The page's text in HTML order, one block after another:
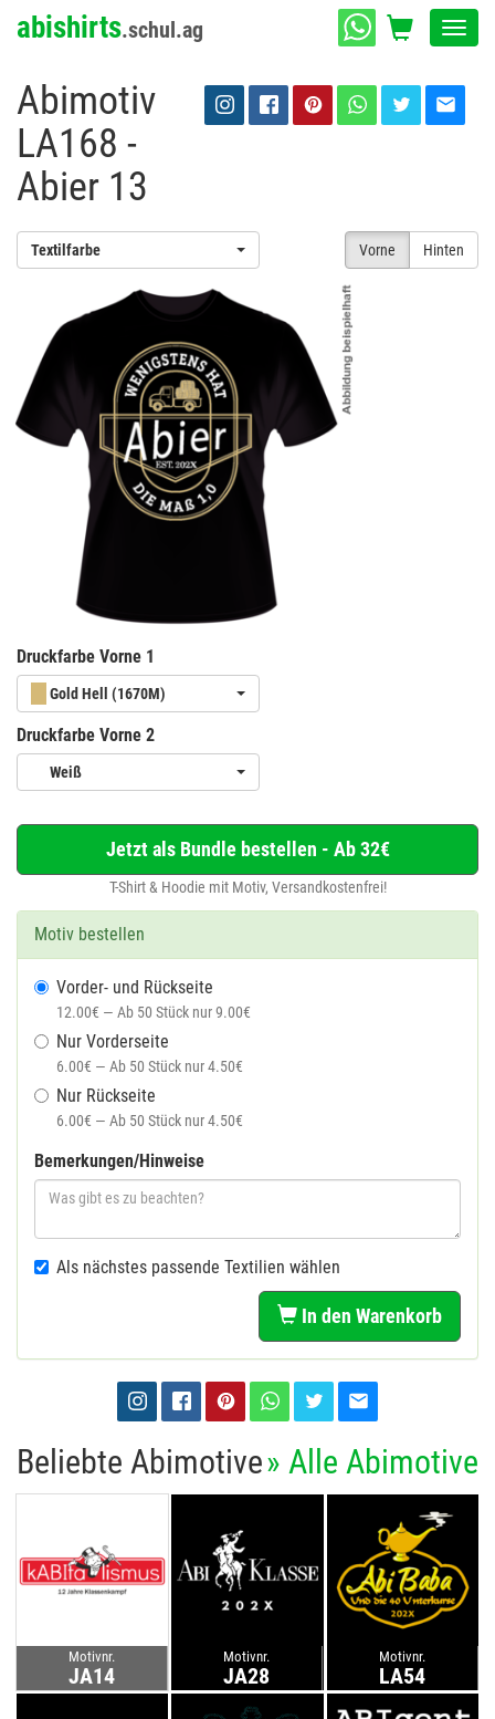
abishirts.schul.ag
Abimotiv
LA168 -
Abier 13
Vorne Hinten
Textilfarbe
Druckfarbe Vorne 1
Gold Hell (1670M)
Druckfarbe Vorne 2
Weiß
Jetzt als Bundle bestellen - Ab 32€
T-Shirt & Hoodie mit Motiv, Versandkostenfrei!
Motiv bestellen
Vorder- und Rückseite
12.00€ — Ab 50 Stück nur 9.00€
Nur Vorderseite
6.00€ — Ab 50 Stück nur 4.50€
Nur Rückseite
6.00€ — Ab 50 Stück nur 4.50€
Bemerkungen/Hinweise
Als nächstes passende Textilien wählen
In den Warenkorb
Beliebte Abimotive» Alle Abimotive
Motivnr.
JA14
Motivnr.
JA28
Motivnr.
LA54